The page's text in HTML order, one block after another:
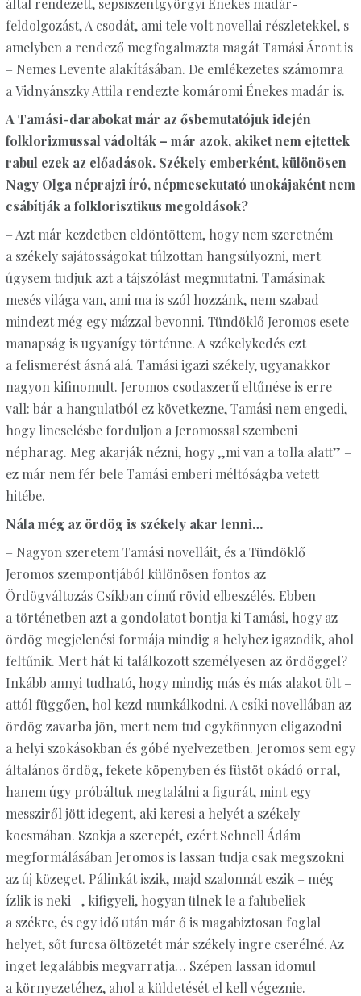
által rendezett, sepsiszentgyörgyi Énekes madár-
feldolgozást, A csodát, ami tele volt novellai részletekkel, s
amelyben a rendező megfogalmazta magát Tamási Áront is
– Nemes Levente alakításában. De emlékezetes számomra
a Vidnyánszky Attila rendezte komáromi Énekes madár is.
A Tamási-darabokat már az ősbemutatójuk idején
folklorizmussal vádolták – már azok, akiket nem ejtettek
rabul ezek az előadások. Székely emberként, különösen
Nagy Olga néprajzi író, népmesekutató unokájaként nem
csábítják a folklorisztikus megoldások?
– Azt már kezdetben eldöntöttem, hogy nem szeretném
a székely sajátosságokat túlzottan hangsúlyozni, mert
úgysem tudjuk azt a tájszólást megmutatni. Tamásinak
mesés világa van, ami ma is szól hozzánk, nem szabad
mindezt még egy mázzal bevonni. Tündöklő Jeromos esete
manapság is ugyanígy történne. A székelykedés ezt
a felismerést ásná alá. Tamási igazi székely, ugyanakkor
nagyon kifinomult. Jeromos csodaszerű eltűnése is erre
vall: bár a hangulatból ez következne, Tamási nem engedi,
hogy lincselésbe forduljon a Jeromossal szembeni
népharag. Meg akarják nézni, hogy „mi van a tolla alatt” –
ez már nem fér bele Tamási emberi méltóságba vetett
hitébe.
Nála még az ördög is székely akar lenni…
– Nagyon szeretem Tamási novelláit, és a Tündöklő
Jeromos szempontjából különösen fontos az
Ördögváltozás Csíkban című rövid elbeszélés. Ebben
a történetben azt a gondolatot bontja ki Tamási, hogy az
ördög megjelenési formája mindig a helyhez igazodik, ahol
feltűnik. Mert hát ki találkozott személyesen az ördöggel?
Inkább annyi tudható, hogy mindig más és más alakot ölt –
attól függően, hol kezd munkálkodni. A csíki novellában az
ördög zavarba jön, mert nem tud egykönnyen eligazodni
a helyi szokásokban és góbé nyelvezetben. Jeromos sem egy
általános ördög, fekete köpenyben és füstöt okádó orral,
hanem úgy próbáltuk megtalálni a figurát, mint egy
messziről jött idegent, aki keresi a helyét a székely
kocsmában. Szokja a szerepét, ezért Schnell Ádám
megformálásában Jeromos is lassan tudja csak megszokni
az új közeget. Pálinkát iszik, majd szalonnát eszik – még
ízlik is neki –, kifigyeli, hogyan ülnek le a falubeliek
a székre, és egy idő után már ő is magabiztosan foglal
helyet, sőt furcsa öltözetét már székely ingre cserélné. Az
inget legalábbis megvarratja… Szépen lassan idomul
a környezetéhez, ahol a küldetését el kell végeznie.